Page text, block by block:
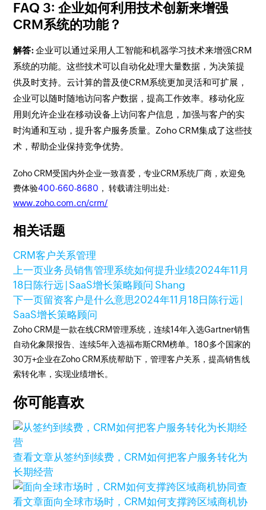
FAQ 3: 企业如何利用技术创新来增强
CRM系统的功能？
解答: 企业可以通过采用人工智能和机器学习技术来增强CRM
系统的功能。这些技术可以自动化处理大量数据，为决策提
供及时支持。云计算的普及使CRM系统更加灵活和可扩展，
企业可以随时随地访问客户数据，提高工作效率。移动化应
用则允许企业在移动设备上访问客户信息，加强与客户的实
时沟通和互动，提升客户服务质量。Zoho CRM集成了这些技
术，帮助企业保持竞争优势。
Zoho CRM受国内外企业一致喜爱，专业CRM系统厂商，欢迎免
费体验400-660-8680 ， 转载请注明出处:
www.zoho.com.cn/crm/
相关话题
CRM客户关系管理
上一页业务员销售管理系统如何提升业绩2024年11月
18日 陈行远 | SaaS增长策略顾问 Shang
下一页留资客户是什么意思2024年11月18日 陈行远 |
SaaS增长策略顾问
Zoho CRM是一款在线CRM管理系统，连续14年入选Gartner销售
自动化象限报告、连续5年入选福布斯CRM榜单。180多个国家的
30万+企业在Zoho CRM系统帮助下，管理客户关系，提高销售线
索转化率，实现业绩增长。
你可能喜欢
查看文章从签约到续费，CRM如何把客户服务转化为
长期经营
查
看文章面向全球市场时，CRM如何支撑跨区域商机协